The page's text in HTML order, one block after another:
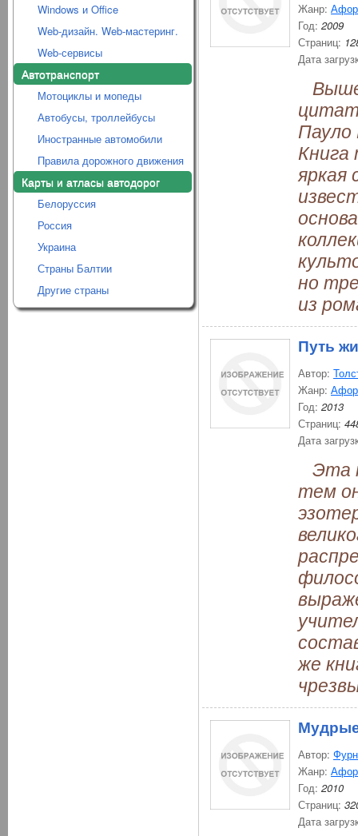
Windows и Office
Web-дизайн. Web-мастеринг.
Web-сервисы
Автотранспорт
Мотоциклы и мопеды
Автобусы, троллейбусы
Иностранные автомобили
Правила дорожного движения
Карты и атласы автодорог
Белоруссия
Россия
Украина
Страны Балтии
Другие страны
Жанр:
Год: 2009
Страниц:
Дата
Пауло
Книга
яркая
но
из
Путь
Автор:
Жанр:
Год: 2013
Страниц:
Дата
Эта
тем
же
Автор:
Жанр:
Год: 2010
Страниц:
Дата